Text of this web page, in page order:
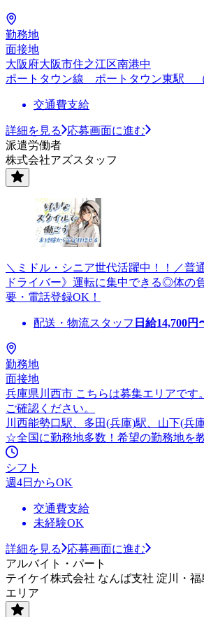
勤務地
面接地
大阪府大阪市住之江区南港中
ポートタウン線 ポートタウン東駅 （
交通費支給
詳細を見る
応募画面に進む
派遣労働者
株式会社アズスタッフ
＼ミドル・シニア世代活躍中！！／普
ドライバー》運転に集中できる◎体の
要・電話登録OK！
配送・物流スタッフ 日給14,700円
勤務地
面接地
兵庫県川西市 こちらは募集エリアです
ご確認ください。
川西能勢口駅、多田(兵庫)駅、山下(兵
☆全国に勤務地多数！希望の勤務地を
シフト
週4日からOK
交通費支給
未経験OK
詳細を見る
応募画面に進む
アルバイト・パート
テイケイ株式会社 なんば支社 淀川・
エリア